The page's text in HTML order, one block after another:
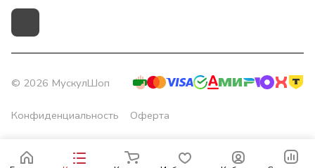
© 2026 МускулШоп
Конфиденциальность Оферта